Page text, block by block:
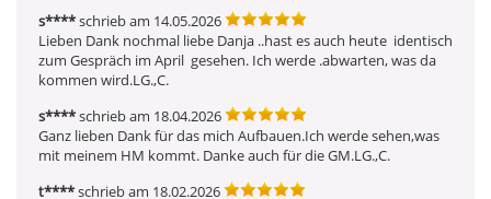
s****schrieb am 14.05.2026
Lieben Dank nochmal liebe Danja ..hast es auch heute  identisch
zum Gespräch im April  gesehen. Ich werde .abwarten, was da
kommen wird.LG.,C.
s****schrieb am 18.04.2026
Ganz lieben Dank für das mich Aufbauen.Ich werde sehen,was
mit meinem HM kommt. Danke auch für die GM.LG.,C.
t****schrieb am 18.02.2026